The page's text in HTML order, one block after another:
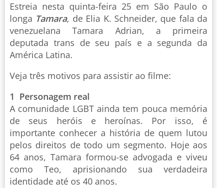
Estreia nesta quinta-feira 25 em São Paulo o
longa Tamara, de Elia K. Schneider, que fala da
venezuelana Tamara Adrian, a primeira
deputada trans de seu país e a segunda da
América Latina.
Veja três motivos para assistir ao filme:
1 Personagem real
A comunidade LGBT ainda tem pouca memória
de seus heróis e heroínas. Por isso, é
importante conhecer a história de quem lutou
pelos direitos de todo um segmento. Hoje aos
64 anos, Tamara formou-se advogada e viveu
como Teo, aprisionando sua verdadeira
identidade até os 40 anos.